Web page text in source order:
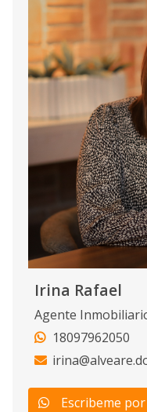
Irina Rafael
Agente
18097962050
Escribeme